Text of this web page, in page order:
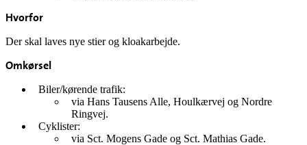
Hvorfor
Der skal laves nye stier og kloakarbejde.
Omkørsel
Biler/kørende trafik:
via Hans Tausens Alle, Houlkærvej og Nordre
Ringvej.
Cyklister:
via Sct. Mogens Gade og Sct. Mathias Gade.